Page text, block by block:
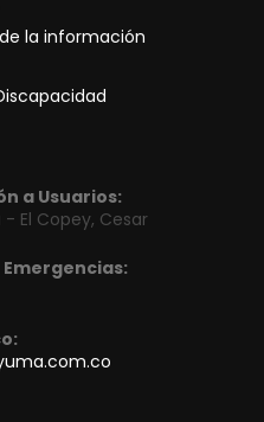
la información
a Usuarios:
- El Copey, Cesar